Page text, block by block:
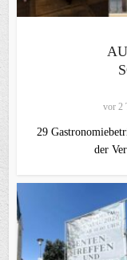
vor 2
29
der